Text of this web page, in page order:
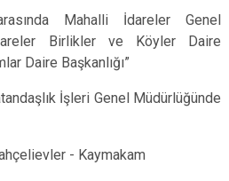
Mahalli İdareler Genel
Birlikler ve Köyler Daire
Daire Başkanlığı”
İşleri Genel Müdürlüğünde
- Kaymakam